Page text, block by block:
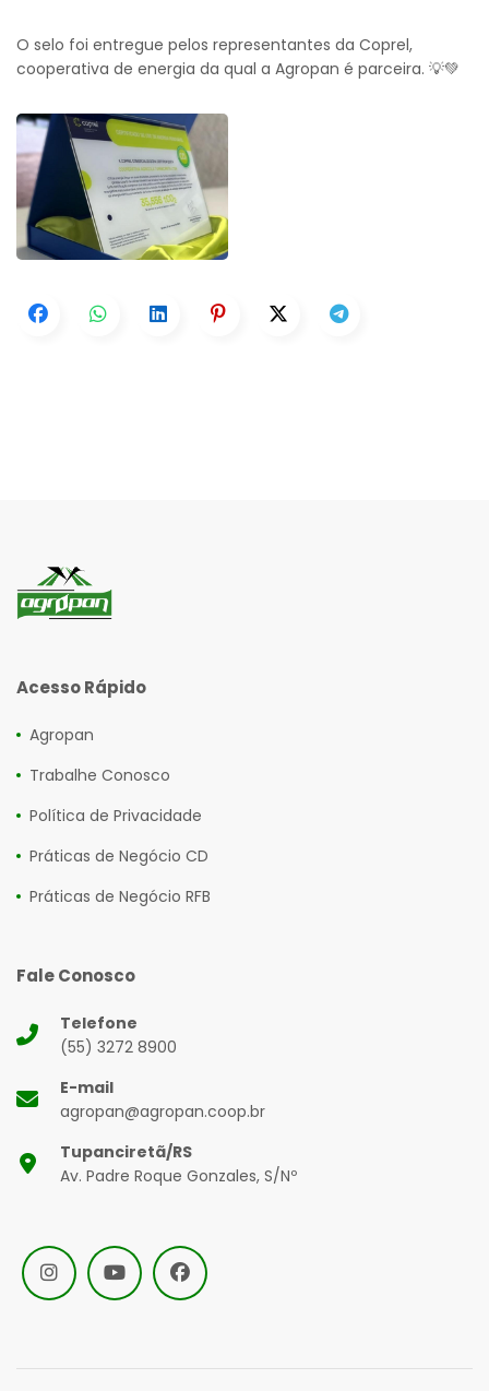
O selo foi entregue pelos representantes da Coprel,
cooperativa de energia da qual a Agropan é parceira. 💡💚
Acesso Rápido
Agropan
Trabalhe Conosco
Política de Privacidade
Práticas de Negócio CD
Práticas de Negócio RFB
Fale Conosco
Telefone
(55) 3272 8900
E-mail
agropan@agropan.coop.br
Tupanciretã/RS
Av. Padre Roque Gonzales, S/Nº